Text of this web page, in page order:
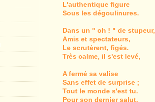
L'authentique figure
Sous les dégoulinures.
Dans un " oh ! " de stupeur,
Amis et spectateurs,
Le scrutèrent, figés.
Très calme, il s'est levé,
A fermé sa valise
Sans effet de surprise ;
Tout le monde s'est tu.
Pour son dernier salut,